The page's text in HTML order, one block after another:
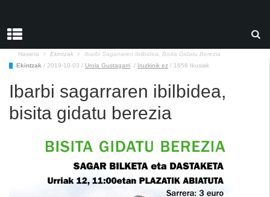
Hasiera Ekintzak
Ibarbi Sagarraren Ibilbidea, Bisita Gidatu Berezia
Ekintzak / 2019-10-03 / Urola Gustagarri / Iruzkinik ez / 1658 Ikusiak
Ibarbi sagarraren ibilbidea,
bisita gidatu berezia